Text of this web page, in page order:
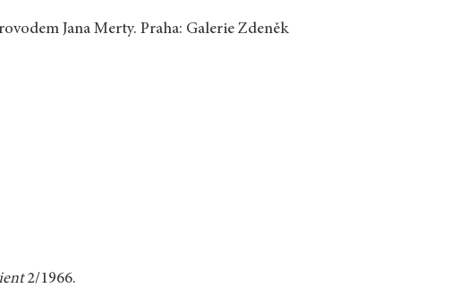
Jana Merty. Praha: Galerie Zdeněk
2/1966.